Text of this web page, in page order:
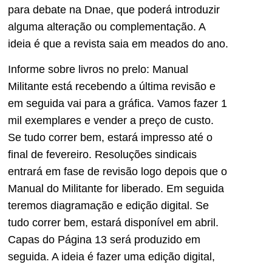
para debate na Dnae, que poderá introduzir
alguma alteração ou complementação. A
ideia é que a revista saia em meados do ano.
Informe sobre livros no prelo: Manual
Militante está recebendo a última revisão e
em seguida vai para a gráfica. Vamos fazer 1
mil exemplares e vender a preço de custo.
Se tudo correr bem, estará impresso até o
final de fevereiro. Resoluções sindicais
entrará em fase de revisão logo depois que o
Manual do Militante for liberado. Em seguida
teremos diagramação e edição digital. Se
tudo correr bem, estará disponível em abril.
Capas do Página 13 será produzido em
seguida. A ideia é fazer uma edição digital,